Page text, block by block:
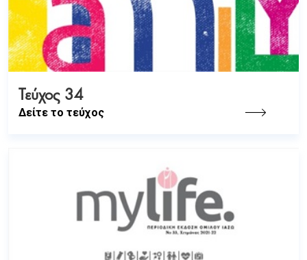
Τεύχος 34
Δείτε το τεύχος